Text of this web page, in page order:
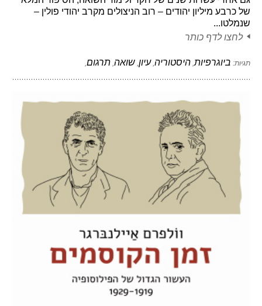
של כרבע מיליון יהודים – רוב הניצולים מקרב יהודי פולין –
שנמלטו...
לחצו לדף כותר
תגיות: ביוגרפיות, היסטוריה,עיון, שואה, תרגום,